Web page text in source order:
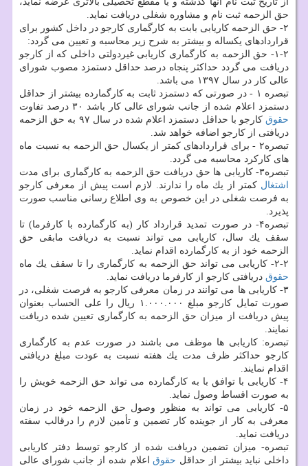
حق الزحمه ثبت نام و مشاوره شغلی دریافت نماید.
۲- حق الزحمه كاریابی بابت به كارگماری كارجو در داخل كشور برای
قراردادهای یكساله و بیشتر به شرح زیر محاسبه و تعیین می گردد:
۱-۲- حق الزحمه به كارگماری كاریابی غیردولتی داخلی كه از كارجو
دریافت می گردد حداكثر پنجاه درصد حداقل دستمزد مصوب شورای
عالی كار در سال ۱۳۹۷ می باشد.
تبصره ۱ - در صورتی كه دستمزد ثابت به كارگمارده بیشتر از حداقل
دستمزد اعلام شده از جانب شورای عالی كار باشد ۳۰ درصد تفاوت
حقوق
كارجو با حداقل دستمزد اعلام شده در سال ۹۷ به حق الزحمه
دریافتی از كارجو اضافه خواهد شد.
تبصره۲ - برای قراردادهای كمتر از یكسال حق الزحمه به نسبت ماه
های كاركرد محاسبه می گردد.
تبصره۳- كاریابی ها حق دریافت حق الزحمه به كارگماری برای مدت
اشتغال كمتر از یك ماه را ندارند. لازم است پیش از معرفی كارجو
به فرصت شغلی در این خصوص به وی اطلاع رسانی مناسب صورت
پذیرد.
تبصره۴- در صورت تمدید قرارداد كار (به كارگمارده با كارفرما) تا
سقف یك سال، كاریابی می تواند نسبت به دریافت مابقی حق
الزحمه خود از به كارگمارده اقدام نماید.
۲-۲- كاریابی می تواند حق الزحمه به كارگماری را تا سقف یك ماه
حقوق دریافتی كارجو از كارفرما دریافت نماید.
۳- كاریابی ها می توانند در زمان معرفی كارجو به فرصت شغلی، در
صورت تمایل كارجو مبلغ ۱.۰۰۰.۰۰۰ ریال را علی الحساب بعنوان
پیش دریافت از میزان حق الزحمه به كارگماری تعیین شده دریافت
نمایند.
تبصره: كاریابی ها موظف می باشند در صورت عدم به كارگماری
كارجو حداكثر ظرف مدت یك هفته نسبت به عودت مبلغ دریافتی
اقدام نمایند.
۴- كاریابی با توافق با به كارگمارده می تواند حق الزحمه خویش را
به صورت اقساط وصول نماید.
۵- كاریابی می تواند به منظور وصول حق الزحمه خود در زمان
معرفی به كار از جوینده كار تضمین و تأمین لازم را درقالب سفته
دریافت نماید.
تبصره- میزان تضمین دریافت شده از كارجو توسط دفتر كاریابی
داخلی نباید بیشتر از حداقل حقوقاعلام شده از جانب شورای عالی